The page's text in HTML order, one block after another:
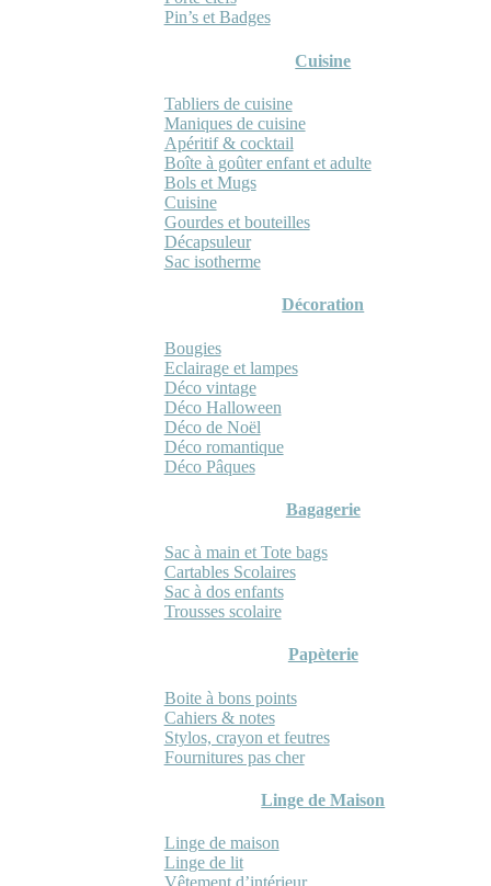
Pin’s et Badges
Cuisine
Tabliers de cuisine
Maniques de cuisine
Apéritif & cocktail
Boîte à goûter enfant et adulte
Bols et Mugs
Cuisine
Gourdes et bouteilles
Décapsuleur
Sac isotherme
Décoration
Bougies
Eclairage et lampes
Déco vintage
Déco Halloween
Déco de Noël
Déco romantique
Déco Pâques
Bagagerie
Sac à main et Tote bags
Cartables Scolaires
Sac à dos enfants
Trousses scolaire
Papèterie
Boite à bons points
Cahiers & notes
Stylos, crayon et feutres
Fournitures pas cher
Linge de Maison
Linge de maison
Linge de lit